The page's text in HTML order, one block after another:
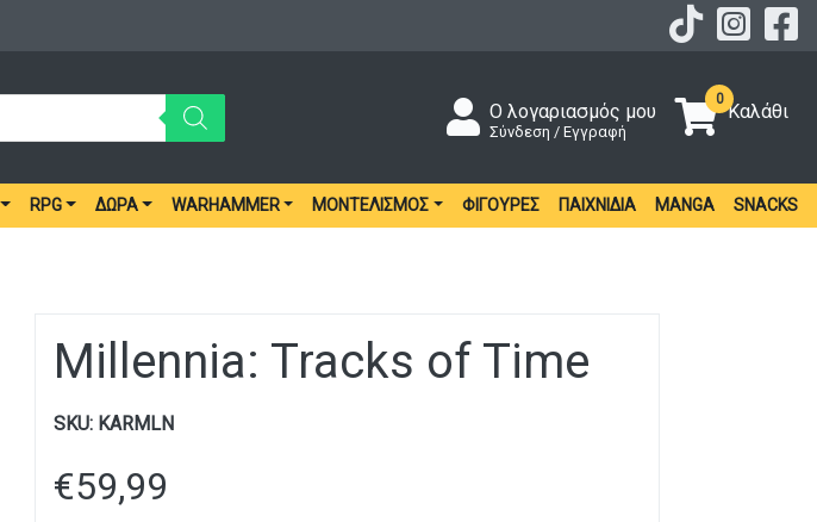
Ο λογαριασμός μου
Σύνδεση / Εγγραφή
0
Καλάθι
RPG ΔΏΡΑ WARHAMMER ΜΟΝΤΕΛΙΣΜΌΣ ΦΙΓΟΎΡΕΣ ΠΑΙΧΝΊΔΙΑ MANGA SNACKS
Millennia: Tracks of Time
SKU: KARMLN
€59,99